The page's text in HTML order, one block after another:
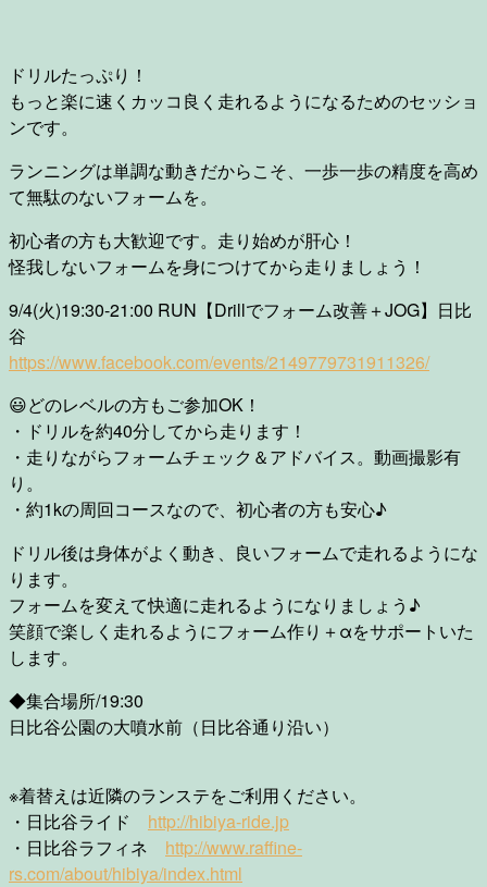
ドリルたっぷり！
もっと楽に速くカッコ良く走れるようになるためのセッショ
ンです。
ランニングは単調な動きだからこそ、一歩一歩の精度を高め
て無駄のないフォームを。
初心者の方も大歓迎です。走り始めが肝心！
怪我しないフォームを身につけてから走りましょう！
9/4(火)19:30-21:00 RUN【Drillでフォーム改善＋JOG】日比
谷
https://www.facebook.com/events/2149779731911326/
😃どのレベルの方もご参加OK！
・ドリルを約40分してから走ります！
・走りながらフォームチェック＆アドバイス。動画撮影有
り。
・約1kの周回コースなので、初心者の方も安心♪
ドリル後は身体がよく動き、良いフォームで走れるようにな
ります。
フォームを変えて快適に走れるようになりましょう♪
笑顔で楽しく走れるようにフォーム作り＋αをサポートいた
します。
◆集合場所/19:30
日比谷公園の大噴水前（日比谷通り沿い）
※着替えは近隣のランステをご利用ください。
・日比谷ライド http://hibiya-ride.jp
・日比谷ラフィネ http://www.raffine-
rs.com/about/hibiya/index.html